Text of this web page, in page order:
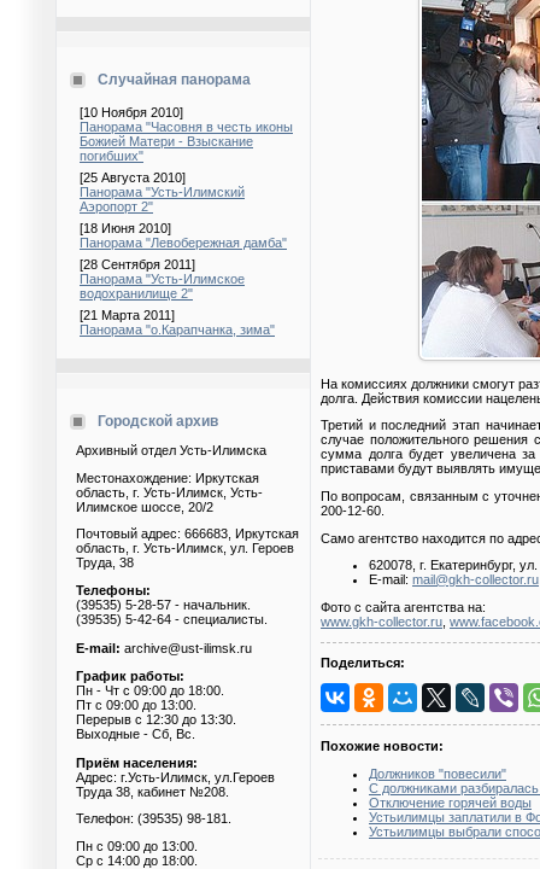
Случайная панорама
[10 Ноября 2010]
Панорама "Часовня в честь иконы
Божией Матери - Взыскание
погибших"
[25 Августа 2010]
Панорама "Усть-Илимский
Аэропорт 2"
[18 Июня 2010]
Панорама "Левобережная дамба"
[28 Сентября 2011]
Панорама "Усть-Илимское
водохранилище 2"
[21 Марта 2011]
Панорама "о.Карапчанка, зима"
Городской архив
Архивный отдел Усть-Илимска
Местонахождение: Иркутская
область, г. Усть-Илимск, Усть-
Илимское шоссе, 20/2
Почтовый адрес: 666683, Иркутская
область, г. Усть-Илимск, ул. Героев
Труда, 38
Телефоны:
(39535) 5-28-57 - начальник.
(39535) 5-42-64 - специалисты.
E-mail: archive@ust-ilimsk.ru
График работы:
Пн - Чт с 09:00 до 18:00.
Пт с 09:00 до 13:00.
Перерыв с 12:30 до 13:30.
Выходные - Сб, Вс.
Приём населения:
Адрес: г.Усть-Илимск, ул.Героев
Труда 38, кабинет №208.
Телефон: (39535) 98-181.
Пн с 09:00 до 13:00.
Ср с 14:00 до 18:00.
На комиссиях должники смогут
долга. Действия комиссии
Третий и последний этап
случае положительного
сумма долга будет увеличена
приставами будут выявлять
По вопросам, связанным с
200-12-60.
Само агентство находится по
620078, г. Екатеринбург,
E-mail: mail@gkh-collector.ru
Фото с сайта агентства на:
www.gkh-collector.ru
Поделиться:
Похожие новости:
Должников "повесили"
С должниками
Отключение горячей воды
Устьилимцы заплатили в
Устьилимцы выбрали